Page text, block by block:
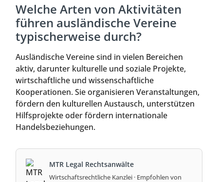
Welche Arten von Aktivitäten
führen ausländische Vereine
typischerweise durch?
Ausländische Vereine sind in vielen Bereichen
aktiv, darunter kulturelle und soziale Projekte,
wirtschaftliche und wissenschaftliche
Kooperationen. Sie organisieren Veranstaltungen,
fördern den kulturellen Austausch, unterstützen
Hilfsprojekte oder fördern internationale
Handelsbeziehungen.
MTR Legal Rechtsanwälte
Wirtschaftsrechtliche Kanzlei · Empfohlen von